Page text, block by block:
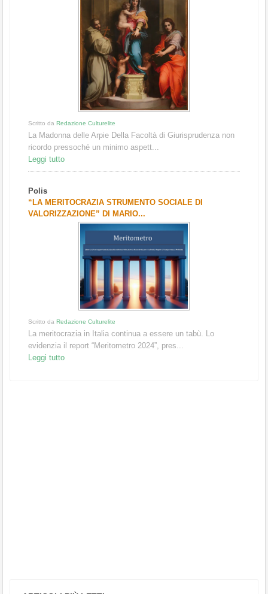
Scritto da Redazione Culturelite
La Madonna delle Arpie Della Facoltà di Giurisprudenza non
ricordo pressoché un minimo aspett...
Leggi tutto
Polis
“LA MERITOCRAZIA STRUMENTO SOCIALE DI
VALORIZZAZIONE” DI MARIO...
Scritto da Redazione Culturelite
La meritocrazia in Italia continua a essere un tabù. Lo
evidenzia il report “Meritometro 2024”, pres...
Leggi tutto